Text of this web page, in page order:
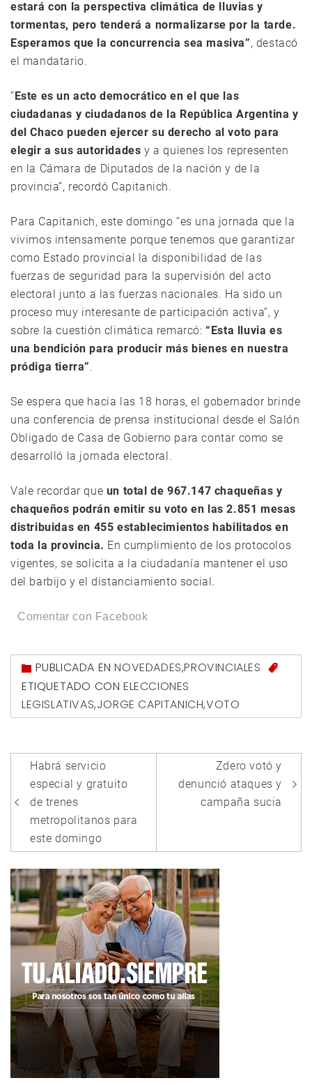
estará con la perspectiva climática de lluvias y
tormentas, pero tenderá a normalizarse por la tarde.
Esperamos que la concurrencia sea masiva”, destacó
el mandatario.
“ Este es un acto democrático en el que las
ciudadanas y ciudadanos de la República Argentina y
del Chaco pueden ejercer su derecho al voto para
elegir a sus autoridades y a quienes los representen
en la Cámara de Diputados de la nación y de la
provincia”, recordó Capitanich.
Para Capitanich, este domingo “es una jornada que la
vivimos intensamente porque tenemos que garantizar
como Estado provincial la disponibilidad de las
fuerzas de seguridad para la supervisión del acto
electoral junto a las fuerzas nacionales. Ha sido un
proceso muy interesante de participación activa”, y
sobre la cuestión climática remarcó:“Esta lluvia es
una bendición para producir más bienes en nuestra
pródiga tierra”.
Se espera que hacia las 18 horas, el gobernador brinde
una conferencia de prensa institucional desde el Salón
Obligado de Casa de Gobierno para contar como se
desarrolló la jornada electoral.
Vale recordar que un total de 967.147 chaqueñas y
chaqueños podrán emitir su voto en las 2.851 mesas
distribuidas en 455 establecimientos habilitados en
toda la provincia. En cumplimiento de los protocolos
vigentes, se solicita a la ciudadanía mantener el uso
del barbijo y el distanciamiento social.
Comentar con Facebook
PUBLICADA ENNOVEDADES,PROVINCIALES
ETIQUETADO CON ELECCIONES
LEGISLATIVAS,JORGE CAPITANICH,VOTO
Navegación
de
entradas
Habrá servicio
especial y gratuito
de trenes
metropolitanos para
este domingo
Zdero votó y
denunció ataques y
campaña sucia